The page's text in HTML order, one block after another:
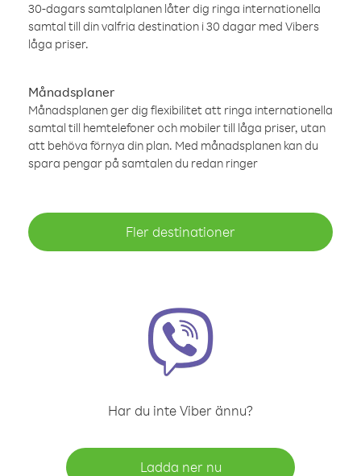
30-dagars samtalplanen låter dig ringa internationella
samtal till din valfria destination i 30 dagar med Vibers
låga priser.
Månadsplaner
Månadsplanen ger dig flexibilitet att ringa internationella
samtal till hemtelefoner och mobiler till låga priser, utan
att behöva förnya din plan. Med månadsplanen kan du
spara pengar på samtalen du redan ringer
Fler destinationer
Har du inte Viber ännu?
Ladda ner nu